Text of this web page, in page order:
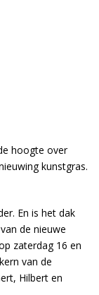
hoogte over
kunstgras.
En is het dak
de nieuwe
zaterdag 16 en
van de
Hilbert en